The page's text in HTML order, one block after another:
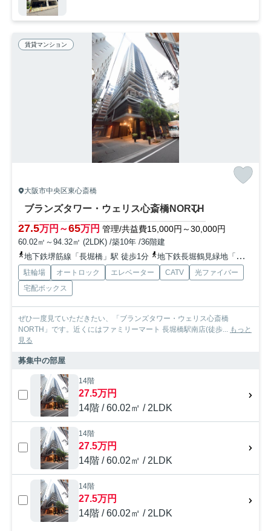
賃貸マンション
大阪市中央区東心斎橋
ブランズタワー・ウェリス心斎橋NORTH
27.5万円～65万円 管理/共益費15,000円～30,000円
60.02㎡～94.32㎡ (2LDK) /築10年 /36階建
地下鉄堺筋線「長堀橋」駅 徒歩1分
地下鉄長堀鶴見緑地「松屋町」駅 徒歩7分
駐輪場 オートロック エレベーター CATV
光ファイバー
宅配ボックス
ぜひ一度見ていただきたい、「ブランズタワー・ウェリス心斎橋
NORTH」です。近くにはファミリーマート 長堀橋駅南店(徒歩...
もっと
見る
募集中の部屋
14階
27.5万円
14階 / 60.02㎡ / 2LDK
14階
27.5万円
14階 / 60.02㎡ / 2LDK
14階
27.5万円
14階 / 60.02㎡ / 2LDK